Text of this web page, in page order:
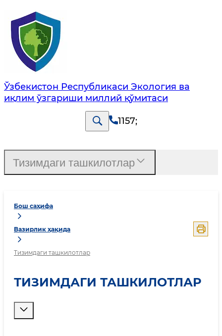
Ўзбекистон Республикаси Экология ва
иқлим ўзгариши миллий қўмитаси
1157;
Бош саҳифа
Вазирлик ҳақида
Тизимдаги ташкилотлар
ТИЗИМДАГИ ТАШКИЛОТЛАР
Тизимдаги ташкилотлар